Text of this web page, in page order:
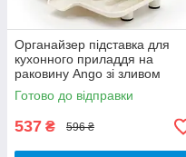
Органайзер підставка для
кухонного приладдя на
раковину Ango зі зливом
пластик
Готово до відправки
537 ₴ 596 ₴